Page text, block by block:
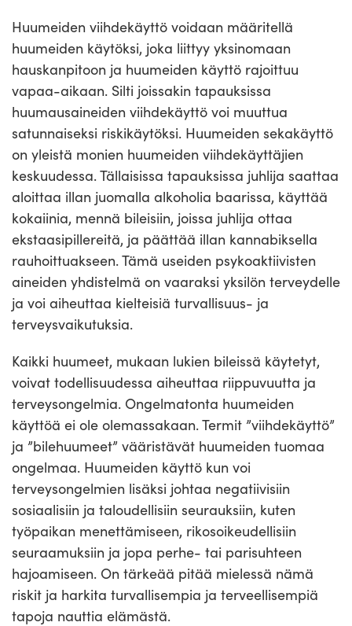
Huumeiden viihdekäyttö voidaan määritellä
huumeiden käytöksi, joka liittyy yksinomaan
hauskanpitoon ja huumeiden käyttö rajoittuu
vapaa-aikaan. Silti joissakin tapauksissa
huumausaineiden viihdekäyttö voi muuttua
satunnaiseksi riskikäytöksi. Huumeiden sekakäyttö
on yleistä monien huumeiden viihdekäyttäjien
keskuudessa. Tällaisissa tapauksissa juhlija saattaa
aloittaa illan juomalla alkoholia baarissa, käyttää
kokaiinia, mennä bileisiin, joissa juhlija ottaa
ekstaasipillereitä, ja päättää illan kannabiksella
rauhoittuakseen. Tämä useiden psykoaktiivisten
aineiden yhdistelmä on vaaraksi yksilön terveydelle
ja voi aiheuttaa kielteisiä turvallisuus- ja
terveysvaikutuksia.
Kaikki huumeet, mukaan lukien bileissä käytetyt,
voivat todellisuudessa aiheuttaa riippuvuutta ja
terveysongelmia. Ongelmatonta huumeiden
käyttöä ei ole olemassakaan. Termit ”viihdekäyttö”
ja ”bilehuumeet” vääristävät huumeiden tuomaa
ongelmaa. Huumeiden käyttö kun voi
terveysongelmien lisäksi johtaa negatiivisiin
sosiaalisiin ja taloudellisiin seurauksiin, kuten
työpaikan menettämiseen, rikosoikeudellisiin
seuraamuksiin ja jopa perhe- tai parisuhteen
hajoamiseen. On tärkeää pitää mielessä nämä
riskit ja harkita turvallisempia ja terveellisempiä
tapoja nauttia elämästä.